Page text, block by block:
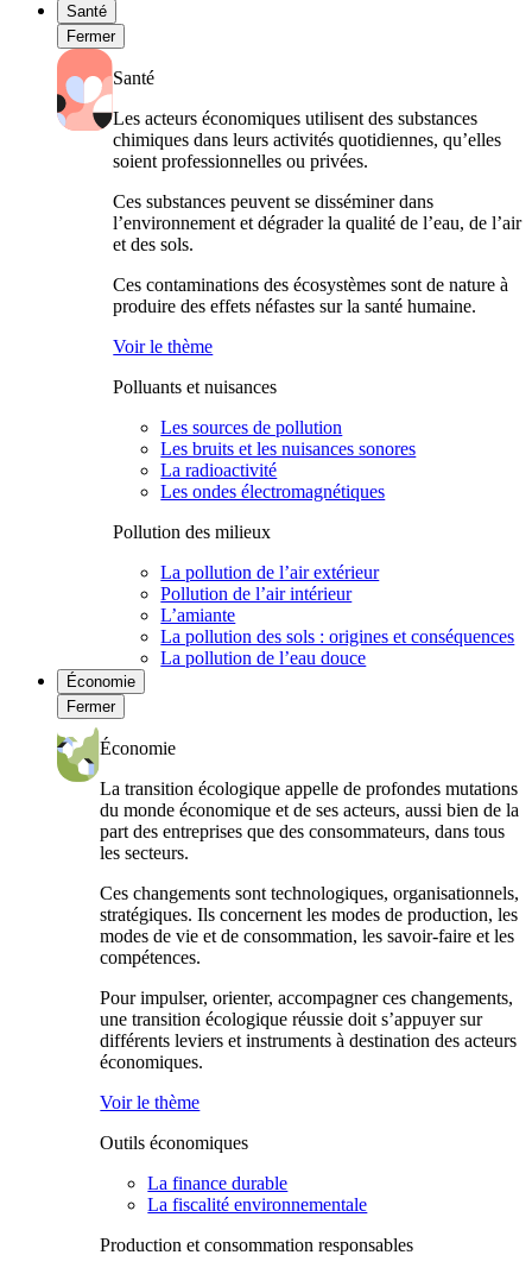
Santé
Fermer
Santé
Les acteurs économiques utilisent des substances
chimiques dans leurs activités quotidiennes, qu’elles
soient professionnelles ou privées.
Ces substances peuvent se disséminer dans
l’environnement et dégrader la qualité de l’eau, de l’air
et des sols.
Ces contaminations des écosystèmes sont de nature à
produire des effets néfastes sur la santé humaine.
Voir le thème
Polluants et nuisances
Les sources de pollution
Les bruits et les nuisances sonores
La radioactivité
Les ondes électromagnétiques
Pollution des milieux
La pollution de l’air extérieur
Pollution de l’air intérieur
L’amiante
La pollution des sols : origines et conséquences
La pollution de l’eau douce
Économie
Fermer
Économie
La transition écologique appelle de profondes mutations
du monde économique et de ses acteurs, aussi bien de la
part des entreprises que des consommateurs, dans tous
les secteurs.
Ces changements sont technologiques, organisationnels,
stratégiques. Ils concernent les modes de production, les
modes de vie et de consommation, les savoir-faire et les
compétences.
Pour impulser, orienter, accompagner ces changements,
une transition écologique réussie doit s’appuyer sur
différents leviers et instruments à destination des acteurs
économiques.
Voir le thème
Outils économiques
La finance durable
La fiscalité environnementale
Production et consommation responsables